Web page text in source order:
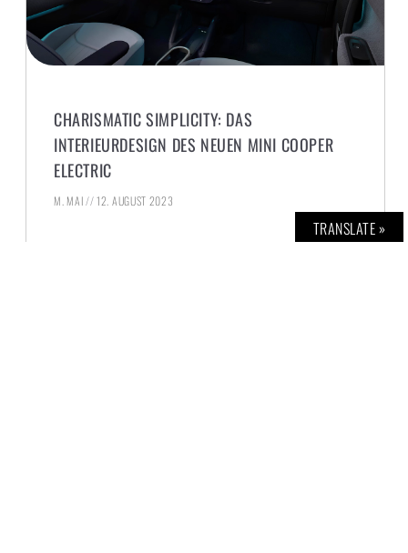
CHARISMATIC SIMPLICITY: DAS
INTERIEURDESIGN DES NEUEN MINI COOPER
ELECTRIC
M. MAI 12. AUGUST 2023
TRANSLATE »